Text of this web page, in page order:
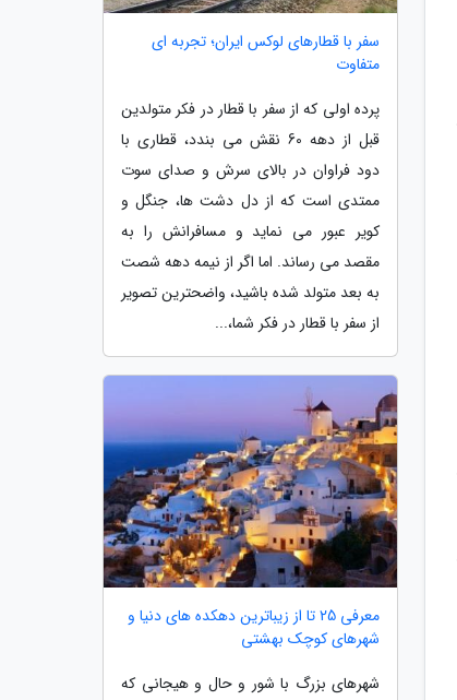
سفر با قطارهای لوکس ایران؛ تجربه ای
متفاوت
پرده اولی که از سفر با قطار در فکر متولدین
قبل از دهه 60 نقش می بندد، قطاری با
دود فراوان در بالای سرش و صدای سوت
ممتدی است که از دل دشت ها، جنگل و
کویر عبور می نماید و مسافرانش را به
مقصد می رساند. اما اگر از نیمه دهه شصت
به بعد متولد شده باشید، واضحترین تصویر
از سفر با قطار در فکر شما،...
معرفی 25 تا از زیباترین دهکده های دنیا و
شهرهای کوچک بهشتی
شهرهای بزرگ با شور و حال و هیجانی که